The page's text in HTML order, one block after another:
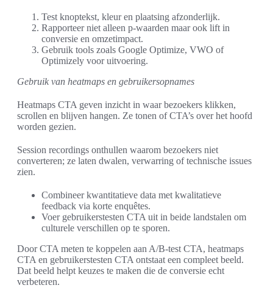
Test knoptekst, kleur en plaatsing afzonderlijk.
Rapporteer niet alleen p-waarden maar ook lift in
conversie en omzetimpact.
Gebruik tools zoals Google Optimize, VWO of
Optimizely voor uitvoering.
Gebruik van heatmaps en gebruikersopnames
Heatmaps CTA geven inzicht in waar bezoekers klikken,
scrollen en blijven hangen. Ze tonen of CTA’s over het hoofd
worden gezien.
Session recordings onthullen waarom bezoekers niet
converteren; ze laten dwalen, verwarring of technische issues
zien.
Combineer kwantitatieve data met kwalitatieve
feedback via korte enquêtes.
Voer gebruikerstesten CTA uit in beide landstalen om
culturele verschillen op te sporen.
Door CTA meten te koppelen aan A/B-test CTA, heatmaps
CTA en gebruikerstesten CTA ontstaat een compleet beeld.
Dat beeld helpt keuzes te maken die de conversie echt
verbeteren.